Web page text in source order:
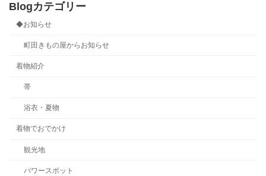
Blogカテゴリー
◆お知らせ
町田きもの屋からお知らせ
着物紹介
帯
浴衣・夏物
着物でおでかけ
観光地
パワースポット